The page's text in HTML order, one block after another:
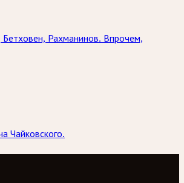
Рахманинов. Впрочем,
Чайковского.